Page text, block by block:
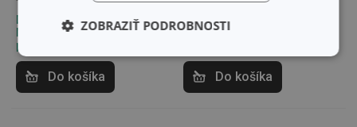
Dostupné v eshope
Môžete mať ihneď v 31
predajniach
Do košíka
Dostupné v eshope
Môžete mať ihneď v 31
Do košíka
ZOBRAZIŤ PODROBNOSTI
Základné
(funkčné) cookies
Analytické a
preferenčné
cookies